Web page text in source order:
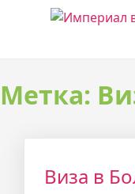
Перейти
Метка:
Виза в